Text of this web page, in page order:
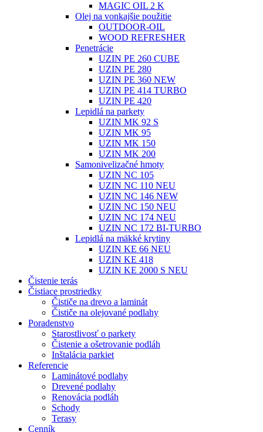
MAGIC OIL 2 K
Olej na vonkajšie použitie
OUTDOOR-OIL
WOOD REFRESHER
Penetrácie
UZIN PE 260 CUBE
UZIN PE 280
UZIN PE 360 NEW
UZIN PE 414 TURBO
UZIN PE 420
Lepidlá na parkety
UZIN MK 92 S
UZIN MK 95
UZIN MK 150
UZIN MK 200
Samonivelizačné hmoty
UZIN NC 105
UZIN NC 110 NEU
UZIN NC 146 NEW
UZIN NC 150 NEU
UZIN NC 174 NEU
UZIN NC 172 BI-TURBO
Lepidlá na mäkké krytiny
UZIN KE 66 NEU
UZIN KE 418
UZIN KE 2000 S NEU
Čistenie terás
Čistiace prostriedky
Čističe na drevo a laminát
Čističe na olejované podlahy
Poradenstvo
Starostlivosť o parkety
Čistenie a ošetrovanie podláh
Inštalácia parkiet
Referencie
Laminátové podlahy
Drevené podlahy
Renovácia podláh
Schody
Terasy
Cenník